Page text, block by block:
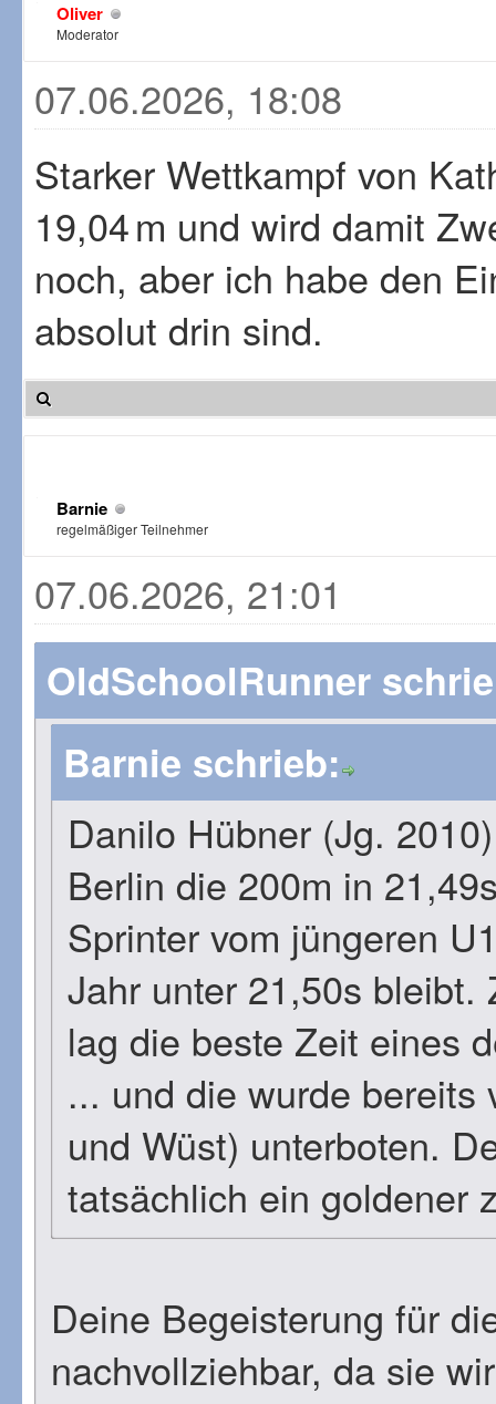
Oliver
Moderator
07.06.2026, 18:08
Starker Wettkampf von
19,04 m und wird damit
noch, aber ich habe den
absolut drin sind.
Barnie
regelmäßiger Teilnehmer
07.06.2026, 21:01
OldSchoolRunner
Barnie schrieb:
Danilo Hübner (Jg.
Berlin die 200m in
Sprinter vom jüngeren
Jahr unter 21,50s bleibt.
lag die beste Zeit eines
... und die wurde bereits
und Wüst) unterboten.
tatsächlich ein goldener
Deine Begeisterung für
nachvollziehbar, da sie